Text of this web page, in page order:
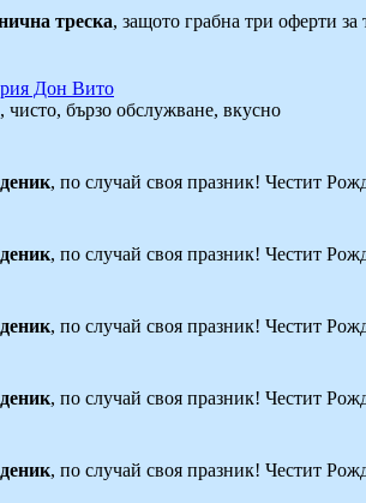
треска, защото грабна три оферти
Дон Вито
бързо обслужване, вкусно
, по случай своя празник! Честит
, по случай своя празник! Честит
, по случай своя празник! Честит
, по случай своя празник! Честит
, по случай своя празник! Честит